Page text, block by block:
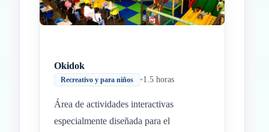
Okidok
Recreativo y para niños •1.5 horas
Área de actividades interactivas
especialmente diseñada para el